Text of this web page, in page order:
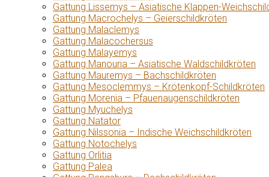
Gattung Lissemys – Asiatische Klappen-
Gattung Macrochelys – Geierschildkröten
Gattung Malaclemys
Gattung Malacochersus
Gattung Malayemys
Gattung Manouria – Asiatische Waldschildkröten
Gattung Mauremys – Bachschildkröten
Gattung Mesoclemmys – Krötenkopf-Schildkröten
Gattung Morenia – Pfauenaugenschildkröten
Gattung Myuchelys
Gattung Natator
Gattung Nilssonia – Indische Weichschildkröten
Gattung Notochelys
Gattung Orlitia
Gattung Palea